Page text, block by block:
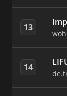
13
14